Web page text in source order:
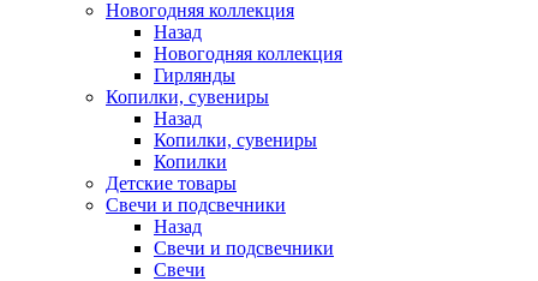
Новогодняя коллекция
Назад
Новогодняя коллекция
Гирлянды
Копилки, сувениры
Назад
Копилки, сувениры
Копилки
Детские товары
Свечи и подсвечники
Назад
Свечи и подсвечники
Свечи